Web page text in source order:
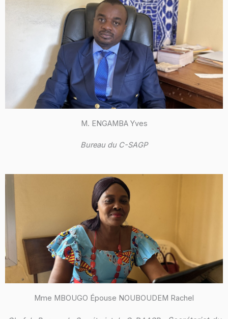
M. ENGAMBA Yves
Bureau du C-SAGP
Mme MBOUGO Épouse NOUBOUDEM Rachel